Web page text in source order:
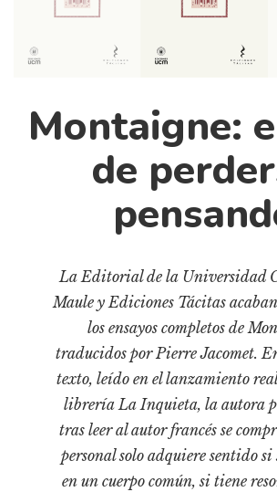
Ciudad
Críticas
Diccionario portátil de la literatura chilena
Gran reserva
Historia
Historia material de los libros
Libros usados
Literatura
Montaigne:
de
La Editorial de la Universidad
Maule y Ediciones Tácitas
los ensayos completos de
traducidos por Pierre Jacomet.
texto, leído en el lanzamiento
librería La Inquieta, la autora
tras leer al autor francés se
personal solo adquiere sentido si
en un cuerpo común, si tiene